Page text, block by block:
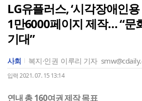
LG유플러스, ‘시각장애인용
1만6000페이지 제작… “문
기대”
사회 복지·인권 이루리 기자
입력 2021. 07. 15 13:14
연내 총 160여권 제작 목표